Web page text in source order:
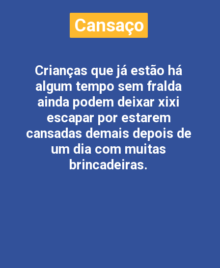
Crianças que já estão há
algum tempo sem fralda
ainda podem deixar xixi
escapar por estarem
cansadas demais depois de
um dia com muitas
brincadeiras.
Cansaço
Cansaço